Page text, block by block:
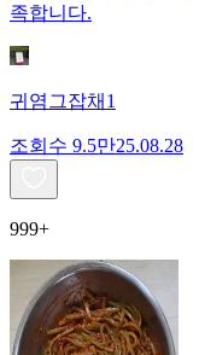
족합니다.
귀염그잡채1
조회수 9.5만25.08.28
999+